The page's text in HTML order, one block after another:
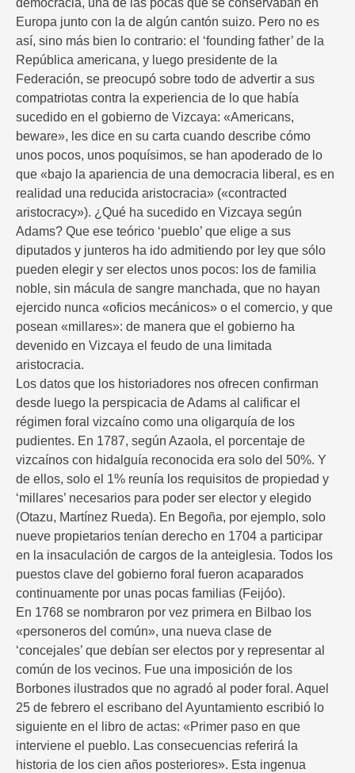
democracia, una de las pocas que se conservaban en
Europa junto con la de algún cantón suizo. Pero no es
así, sino más bien lo contrario: el ‘founding father’ de la
República americana, y luego presidente de la
Federación, se preocupó sobre todo de advertir a sus
compatriotas contra la experiencia de lo que había
sucedido en el gobierno de Vizcaya: «Americans,
beware», les dice en su carta cuando describe cómo
unos pocos, unos poquísimos, se han apoderado de lo
que «bajo la apariencia de una democracia liberal, es en
realidad una reducida aristocracia» («contracted
aristocracy»). ¿Qué ha sucedido en Vizcaya según
Adams? Que ese teórico ‘pueblo’ que elige a sus
diputados y junteros ha ido admitiendo por ley que sólo
pueden elegir y ser electos unos pocos: los de familia
noble, sin mácula de sangre manchada, que no hayan
ejercido nunca «oficios mecánicos» o el comercio, y que
posean «millares»: de manera que el gobierno ha
devenido en Vizcaya el feudo de una limitada
aristocracia.
Los datos que los historiadores nos ofrecen confirman
desde luego la perspicacia de Adams al calificar el
régimen foral vizcaíno como una oligarquía de los
pudientes. En 1787, según Azaola, el porcentaje de
vizcaínos con hidalguía reconocida era solo del 50%. Y
de ellos, solo el 1% reunía los requisitos de propiedad y
‘millares’ necesarios para poder ser elector y elegido
(Otazu, Martínez Rueda). En Begoña, por ejemplo, solo
nueve propietarios tenían derecho en 1704 a participar
en la insaculación de cargos de la anteiglesia. Todos los
puestos clave del gobierno foral fueron acaparados
continuamente por unas pocas familias (Feijóo).
En 1768 se nombraron por vez primera en Bilbao los
«personeros del común», una nueva clase de
‘concejales’ que debían ser electos por y representar al
común de los vecinos. Fue una imposición de los
Borbones ilustrados que no agradó al poder foral. Aquel
25 de febrero el escribano del Ayuntamiento escribió lo
siguiente en el libro de actas: «Primer paso en que
interviene el pueblo. Las consecuencias referirá la
historia de los cien años posteriores». Esta ingenua